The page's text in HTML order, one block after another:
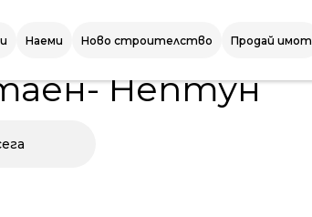
Наеми Ново строителство Продай имот
Нептун